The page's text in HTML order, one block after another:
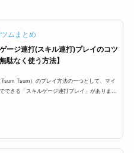
ムまとめ
ージ連打(スキル連打)プレイのコツ
駄なく使う方法】
Tsum Tsum）のプレイ方法の一つとして、マイ
できる「スキルゲージ連打プレイ」がありま